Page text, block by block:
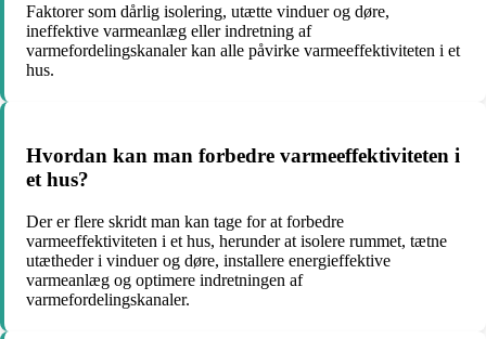
Faktorer som dårlig isolering, utætte vinduer og døre,
ineffektive varmeanlæg eller indretning af
varmefordelingskanaler kan alle påvirke varmeeffektiviteten i et
hus.
Hvordan kan man forbedre varmeeffektiviteten i
et hus?
Der er flere skridt man kan tage for at forbedre
varmeeffektiviteten i et hus, herunder at isolere rummet, tætne
utætheder i vinduer og døre, installere energieffektive
varmeanlæg og optimere indretningen af
varmefordelingskanaler.